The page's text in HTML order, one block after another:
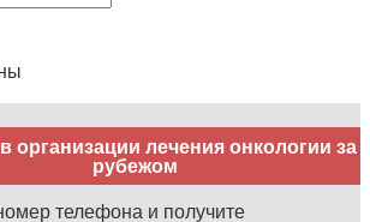
лечения онкологии за
рубежом
телефона и получите